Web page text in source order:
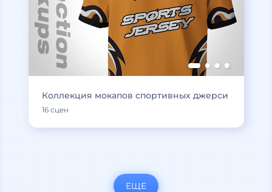
Коллекция мокапов спортивных джерси
16 сцен
ЕЩЕ